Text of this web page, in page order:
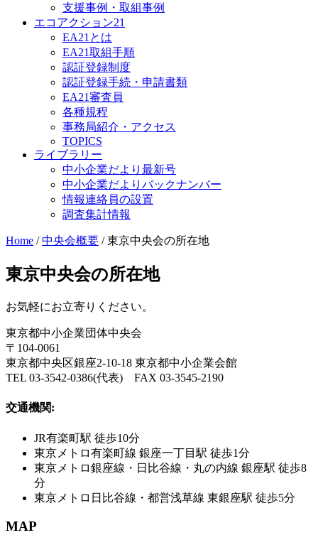
支援事例・取組事例
エコアクション21
EA21とは
EA21取組手順
認証登録制度
認証登録手続・申請書類
EA21審査員
各種規程
事務局紹介・アクセス
TOPICS
ライブラリー
中小企業だより最新号
中小企業だよりバックナンバー
情報連絡員の設置
調査集計情報
Home /中央会概要 /東京中央会の所在地
東京中央会の所在地
お気軽にお立寄りください。
東京都中小企業団体中央会
〒104-0061
東京都中央区銀座2-10-18 東京都中小企業会館
TEL 03-3542-0386(代表) FAX 03-3545-2190
交通機関:
JR有楽町駅 徒歩10分
東京メトロ有楽町線 銀座一丁目駅 徒歩1分
東京メトロ銀座線・日比谷線・丸の内線 銀座駅 徒歩8
分
東京メトロ日比谷線・都営浅草線 東銀座駅 徒歩5分
MAP